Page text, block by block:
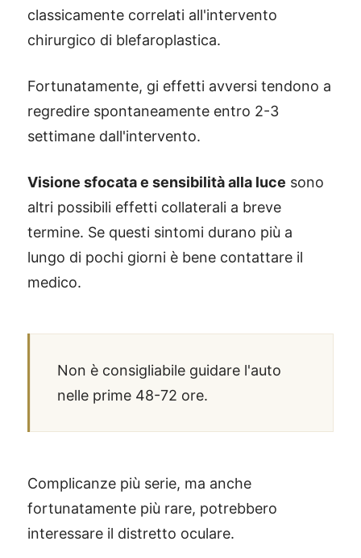
classicamente correlati all'intervento
chirurgico di blefaroplastica.
Fortunatamente, gi effetti avversi tendono a
regredire spontaneamente entro 2-3
settimane dall'intervento.
Visione sfocata e sensibilità alla luce sono
altri possibili effetti collaterali a breve
termine. Se questi sintomi durano più a
lungo di pochi giorni è bene contattare il
medico.
Non è consigliabile guidare l'auto
nelle prime 48-72 ore.
Complicanze più serie, ma anche
fortunatamente più rare, potrebbero
interessare il distretto oculare.